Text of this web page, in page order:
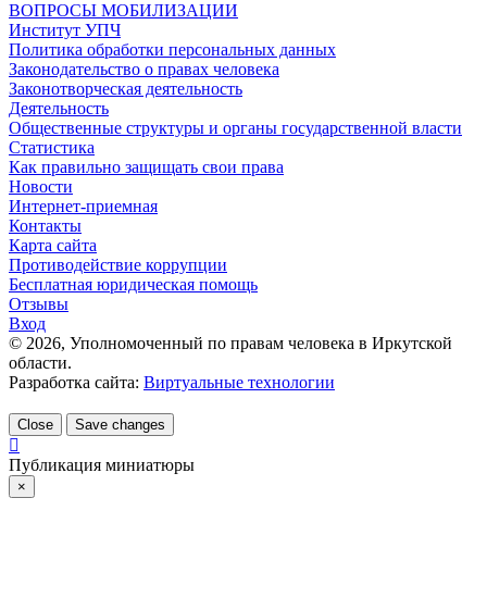
ВОПРОСЫ МОБИЛИЗАЦИИ
Институт УПЧ
Политика обработки персональных данных
Законодательство о правах человека
Законотворческая деятельность
Деятельность
Общественные структуры и органы государственной власти
Статистика
Как правильно защищать свои права
Новости
Интернет-приемная
Контакты
Карта сайта
Противодействие коррупции
Бесплатная юридическая помощь
Отзывы
Вход
© 2026, Уполномоченный по правам человека в Иркутской
области.
Разработка сайта: Виртуальные технологии
Close Save changes
Публикация миниатюры
×